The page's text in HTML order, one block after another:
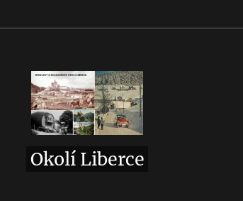
Okolí Liberce